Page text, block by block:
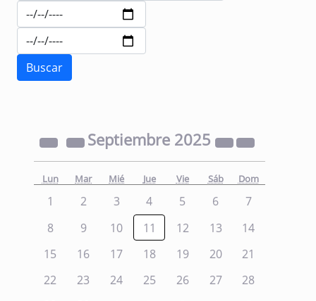
Septiembre 2025
Lun Mar Mié Jue Vie Sáb Dom
1 2 3 4 5 6
7
8
9 10 11 12 13
14
15
16 17 18 19 20
21
22
23 24 25 26 27
28